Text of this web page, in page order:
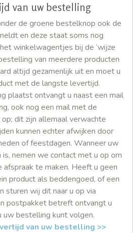
van uw bestelling
de groene bestelknop ook de
en deze staat soms nog
winkelwagentjes bij de ‘wijze
van meerdere producten
altijd gezamenlijk uit en moet u
met de langste levertijd.
plaatst ontvangt u naast een mail
ook nog een mail met de
dit zijn allemaal verwachte
kunnen echter afwijken door
of feestdagen. Wanneer uw
nemen we contact met u op om
te maken. Heeft u geen
product als beddengoed, of een
wij dit naar u op via
postpakket betreft ontvangt u
uw bestelling kunt volgen.
van uw bestelling >>